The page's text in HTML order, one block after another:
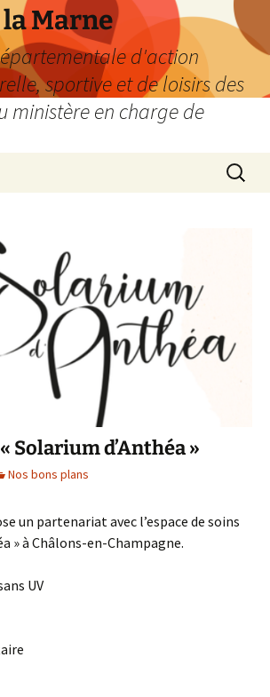
la Marne
d'action
sportive et de loisirs des
ministère en charge de
Solarium d’Anthéa »
Nos bons plans
un partenariat avec l’espace de soins
» à Châlons-en-Champagne.
UV